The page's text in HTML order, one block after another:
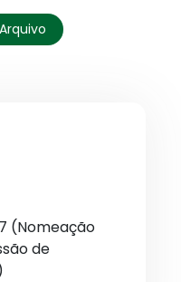
(Nomeação
de